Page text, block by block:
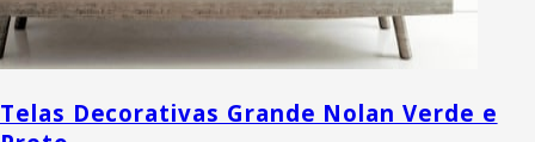
Telas Decorativas Grande Nolan Verde e